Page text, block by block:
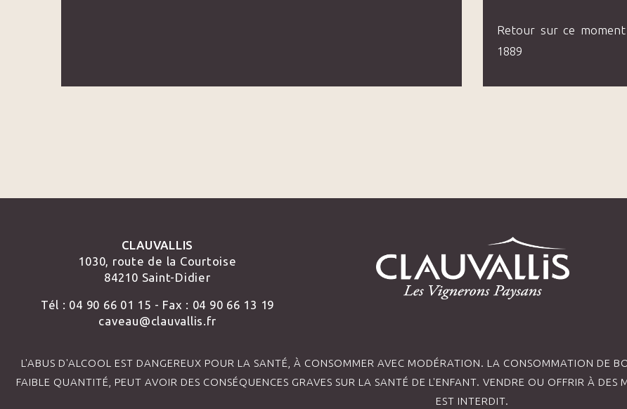
Retour sur ce
1889
CLAUVALLIS
1030, route de la Courtoise
84210 Saint-Didier
Tél : 04 90 66 01 15 - Fax : 04 90 66 13 19
caveau@clauvallis.fr
L'ABUS D'ALCOOL EST DANGEREUX POUR LA SANTÉ, À CONSOMMER AVEC MODÉRATION. LA CONSOMMATION DE
FAIBLE QUANTITÉ, PEUT AVOIR DES CONSÉQUENCES GRAVES SUR LA SANTÉ DE L'ENFANT. VENDRE OU OFFRIR À DES
EST INTERDIT.